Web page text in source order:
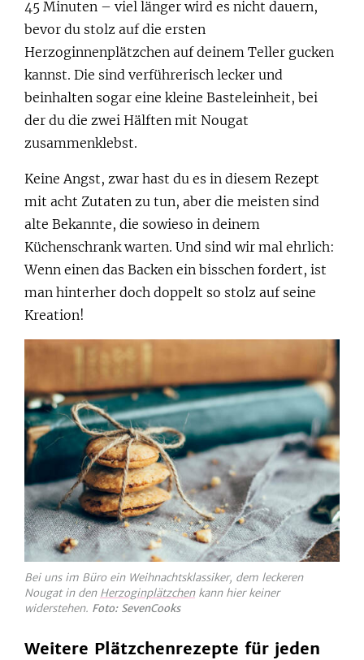
45 Minuten – viel länger wird es nicht dauern,
bevor du stolz auf die ersten
Herzoginnenplätzchen auf deinem Teller gucken
kannst. Die sind verführerisch lecker und
beinhalten sogar eine kleine Basteleinheit, bei
der du die zwei Hälften mit Nougat
zusammenklebst.
Keine Angst, zwar hast du es in diesem Rezept
mit acht Zutaten zu tun, aber die meisten sind
alte Bekannte, die sowieso in deinem
Küchenschrank warten. Und sind wir mal ehrlich:
Wenn einen das Backen ein bisschen fordert, ist
man hinterher doch doppelt so stolz auf seine
Kreation!
Bei uns im Büro ein Weihnachtsklassiker, dem leckeren
Nougat in den Herzoginplätzchenkann hier keiner
widerstehen. Foto: SevenCooks
Weitere Plätzchenrezepte für jeden